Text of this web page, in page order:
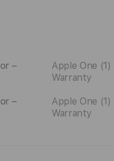
–
Apple One (1)
Warranty
–
Apple One (1)
Warranty